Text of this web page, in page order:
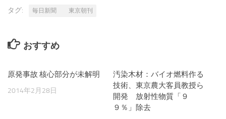
タグ: 毎日新聞 東京朝刊
おすすめ
原発事故 核心部分が未解明
2014年2月28日
汚染木材：バイオ燃料作る
技術、東京農大客員教授ら
開発 放射性物質「９
９％」除去